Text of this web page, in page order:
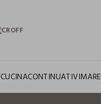
CUCINACONTINUATIVIMARE